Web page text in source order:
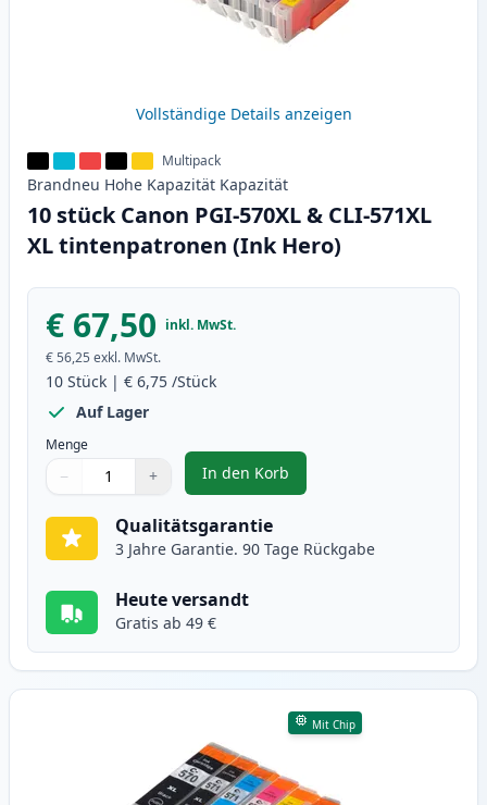
Vollständige Details anzeigen
Multipack
Brandneu Hohe Kapazität Kapazität
10 stück Canon PGI-570XL & CLI-571XL
XL tintenpatronen (Ink Hero)
€ 67,50 inkl. MwSt.
€ 56,25 exkl. MwSt.
10 Stück | € 6,75 /Stück
Auf Lager
Menge
Verwenden Sie die Tasten, um anzupassen
− +
1
In den Korb
, 10 stück Canon PGI-570XL &
Qualitätsgarantie
3 Jahre Garantie. 90 Tage Rückgabe
Heute versandt
Gratis ab 49 €
Mit Chip